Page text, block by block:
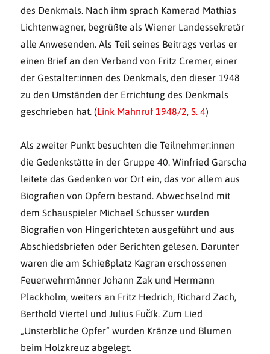
des Denkmals. Nach ihm sprach Kamerad Mathias
Lichtenwagner, begrüßte als Wiener Landessekretär
alle Anwesenden. Als Teil seines Beitrags verlas er
einen Brief an den Verband von Fritz Cremer, einer
der Gestalter:innen des Denkmals, den dieser 1948
zu den Umständen der Errichtung des Denkmals
geschrieben hat. (Link Mahnruf 1948/2, S. 4)
Als zweiter Punkt besuchten die Teilnehmer:innen
die Gedenkstätte in der Gruppe 40. Winfried Garscha
leitete das Gedenken vor Ort ein, das vor allem aus
Biografien von Opfern bestand. Abwechselnd mit
dem Schauspieler Michael Schusser wurden
Biografien von Hingerichteten ausgeführt und aus
Abschiedsbriefen oder Berichten gelesen. Darunter
waren die am Schießplatz Kagran erschossenen
Feuerwehrmänner Johann Zak und Hermann
Plackholm, weiters an Fritz Hedrich, Richard Zach,
Berthold Viertel und Julius Fučík. Zum Lied
„Unsterbliche Opfer“ wurden Kränze und Blumen
beim Holzkreuz abgelegt.